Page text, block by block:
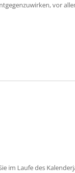
vor
im Laufe des